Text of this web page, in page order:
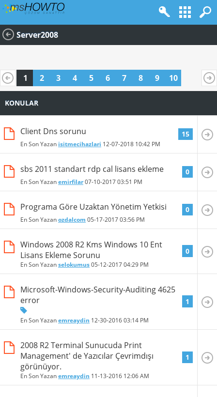
Server2008
1 2 3 4 5 6 7 8 9 10
KONULAR
Client Dns sorunu
En Son Yazan isitmecihazlari 12-07-2018 10:42 PM
15
sbs 2011 standart rdp cal lisans ekleme
En Son Yazanemirfilar07-10-201703:51 PM
0
Programa Göre Uzaktan Yönetim Yetkisi
En Son Yazanozdalcom 05-17-201703:56 PM
0
Windows 2008 R2 Kms Windows 10 Ent
Lisans Ekleme Sorunu
En Son Yazanselokumus05-12-201704:29 PM
0
Microsoft-Windows-Security-Auditing 4625
error
En Son Yazanemreaydin 12-30-201603:14 PM
1
2008 R2 Terminal Sunucuda Print
Management' de Yazıcılar Çevrimdışı
görünüyor.
En Son Yazanemreaydin 11-13-2016 12:06 AM
1